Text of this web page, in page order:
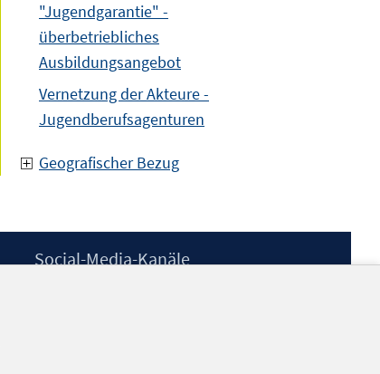
"Jugendgarantie" -
überbetriebliches
Ausbildungsangebot
Vernetzung der Akteure -
Jugendberufsagenturen
Geografischer Bezug
Social-Media-Kanäle